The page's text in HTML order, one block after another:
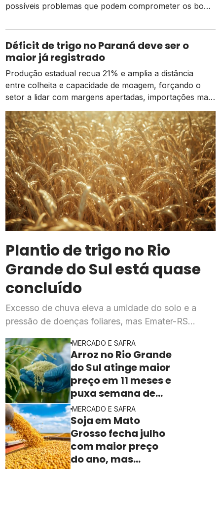
possíveis problemas que podem comprometer os bons
preocupações estão a incidência de fungos nas
plantas, microrganismos capazes de sobreviver em
restos de cultura, solo e sementes e que desencadeiam
uma série […]
Déficit de trigo no Paraná deve ser o
maior já registrado
Produção estadual recua 21% e amplia a distância
entre colheita e capacidade de moagem, forçando o
setor a lidar com margens apertadas, importações mais
caras e o risco de um El Niño intenso
Plantio de trigo no Rio
Grande do Sul está quase
concluído
Excesso de chuva eleva a umidade do solo e a
pressão de doenças foliares, mas Emater-RS
previsto para a safra 2026
MERCADO E SAFRA
Arroz no Rio Grande
do Sul atinge maior
preço em 11 meses e
puxa semana de
valorização no
campo
MERCADO E SAFRA
Soja em Mato
Grosso fecha julho
com maior preço
do ano, mas